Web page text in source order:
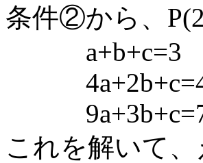
条件②から、
a+b+c=3
これを解いて